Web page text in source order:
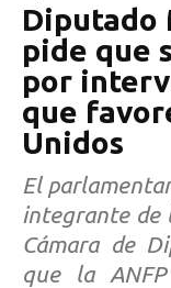
Diputado
pide que
por
que
Unidos
El
integrante de
Cámara de
que la